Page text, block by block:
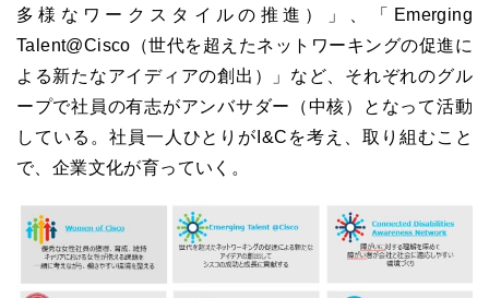
多様なワークスタイルの推進）」、「Emerging
Talent@Cisco（世代を超えたネットワーキングの促進に
よる新たなアイディアの創出）」など、それぞれのグル
ープで社員の有志がアンバサダー（中核）となって活動
している。社員一人ひとりがI&Cを考え、取り組むこと
で、企業文化が育っていく。